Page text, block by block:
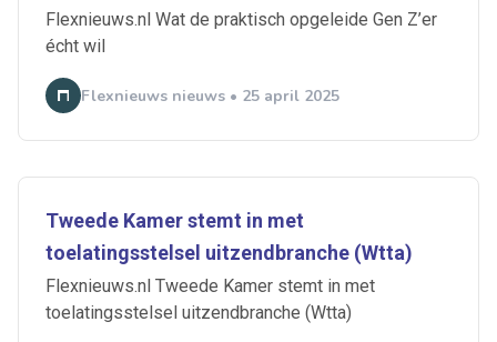
Flexnieuws.nl Wat de praktisch opgeleide Gen Z’er
écht wil
Flexnieuws nieuws • 25 april 2025
Tweede Kamer stemt in met
toelatingsstelsel uitzendbranche (Wtta)
Flexnieuws.nl Tweede Kamer stemt in met
toelatingsstelsel uitzendbranche (Wtta)